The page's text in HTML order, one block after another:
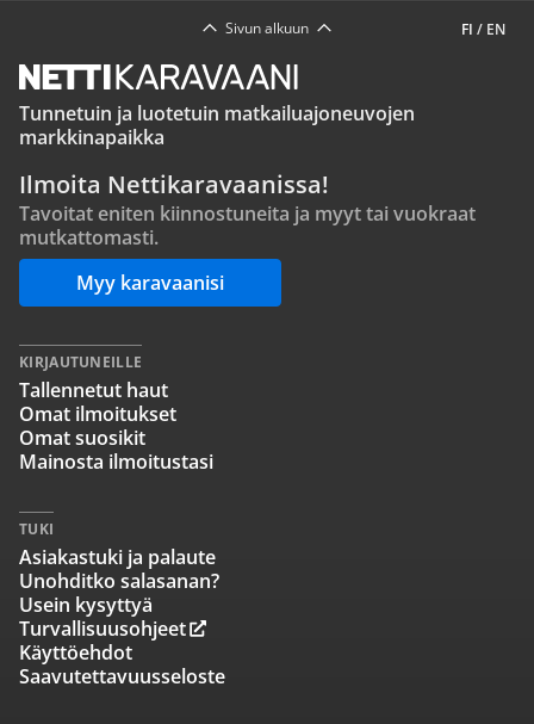
FI / EN
Sivun alkuun
Tunnetuin ja luotetuin matkailuajoneuvojen
markkinapaikka
Ilmoita Nettikaravaanissa!
Tavoitat eniten kiinnostuneita ja myyt tai vuokraat
mutkattomasti.
Myy karavaanisi
KIRJAUTUNEILLE
Tallennetut haut
Omat ilmoitukset
Omat suosikit
Mainosta ilmoitustasi
TUKI
Asiakastuki ja palaute
Unohditko salasanan?
Usein kysyttyä
Turvallisuusohjeet
Käyttöehdot
Saavutettavuusseloste